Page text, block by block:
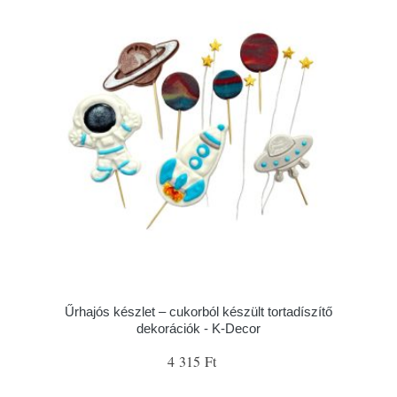
Űrhajós készlet – cukorból készült tortadíszítő
dekorációk - K-Decor
4 315 Ft